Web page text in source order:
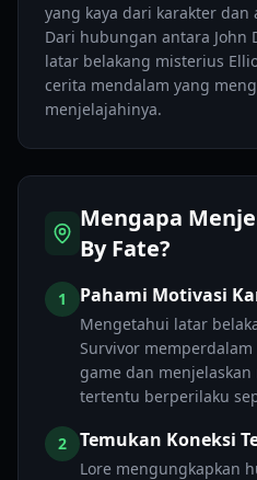
yang kaya dari karakter dan
Dari hubungan antara John
latar belakang misterius
cerita mendalam yang
menjelajahinya.
Mengapa
By Fate?
1 Pahami Motivasi
Mengetahui latar
Survivor
game dan
tertentu berperilaku
2 Temukan Koneksi
Lore mengungkapkan